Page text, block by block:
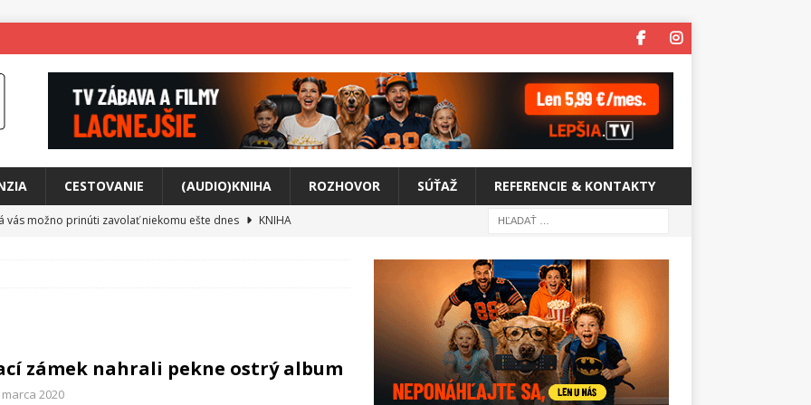
CESTOVANIE (AUDIO)KNIHA ROZHOVOR SÚŤAŽ REFERENCIE & KONTAKTY
vás možno prinúti zavolať niekomu ešte dnes
KNIHA
cestou na Monte Mabu
svet plný tajomstiev
FILM
zámek nahrali pekne ostrý album
marca 2020